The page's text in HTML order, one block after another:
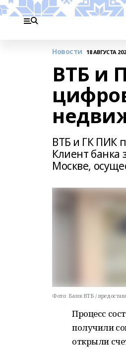
Новости 18 АВГУСТА
ВТБ и
ВТБ и ГК ПИК
Клиент банка
Москве,
Фото: Банк ВТБ /
Процесс
получили
открыли